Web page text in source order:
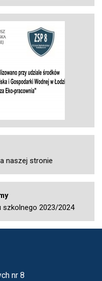
naszej stronie
2023/2024
nr 8